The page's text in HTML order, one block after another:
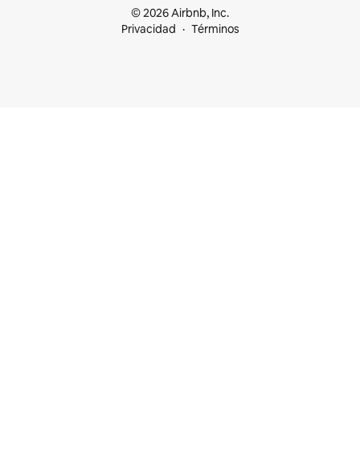
© 2026 Airbnb, Inc.
Privacidad
Términos